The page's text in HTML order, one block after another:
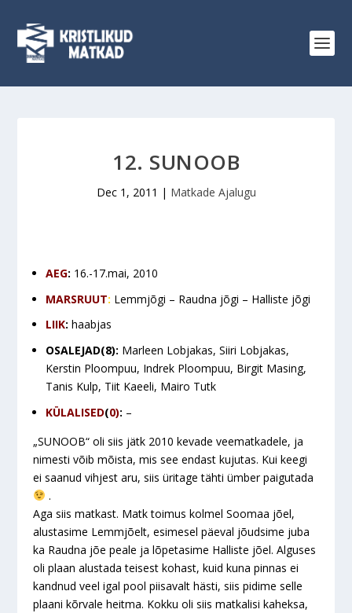
12. SUNOOB
Dec 1, 2011 | Matkade Ajalugu
AEG: 16.-17.mai, 2010
MARSRUUT: Lemmjõgi – Raudna jõgi – Halliste jõgi
LIIK: haabjas
OSALEJAD(8): Marleen Lobjakas, Siiri Lobjakas,
Kerstin Ploompuu, Indrek Ploompuu, Birgit Masing,
Tanis Kulp, Tiit Kaeeli, Mairo Tutk
KÜLALISED(0): –
„SUNOOB“ oli siis jätk 2010 kevade veematkadele, ja
nimesti võib mõista, mis see endast kujutas. Kui keegi
ei saanud vihjest aru, siis üritage tähti ümber paigutada
.
Aga siis matkast. Matk toimus kolmel Soomaa jõel,
alustasime Lemmjõelt, esimesel päeval jõudsime juba
ka Raudna jõe peale ja lõpetasime Halliste jõel. Alguses
oli plaan alustada teisest kohast, kuid kuna pinnas ei
kandnud veel igal pool piisavalt hästi, siis pidime selle
plaani kõrvale heitma. Kokku oli siis matkalisi kaheksa,